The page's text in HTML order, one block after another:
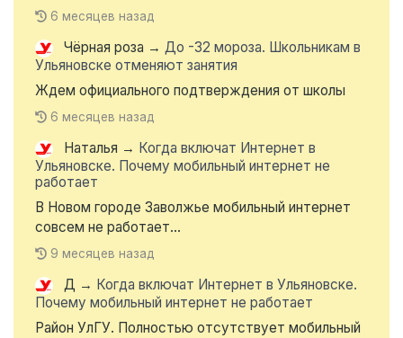
6 месяцев назад
Чёрная роза → До -32 мороза. Школьникам в
Ульяновске отменяют занятия
Ждем официального подтверждения от школы
6 месяцев назад
Наталья → Когда включат Интернет в
Ульяновске. Почему мобильный интернет не
работает
В Новом городе Заволжье мобильный интернет
совсем не работает...
9 месяцев назад
Д → Когда включат Интернет в Ульяновске.
Почему мобильный интернет не работает
Район УлГУ. Полностью отсутствует мобильный